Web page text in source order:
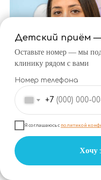
Мы используем файлы
наилучшее
Хорошо, больше не
Детский приём —
Оставьте номер — мы
клинику рядом с вами
Номер телефона
+7
Я соглашаюсь с политикой
Хочу
Врач стоматолог
категории, ортопед-
стоматолог-хирург,
стоматолог,